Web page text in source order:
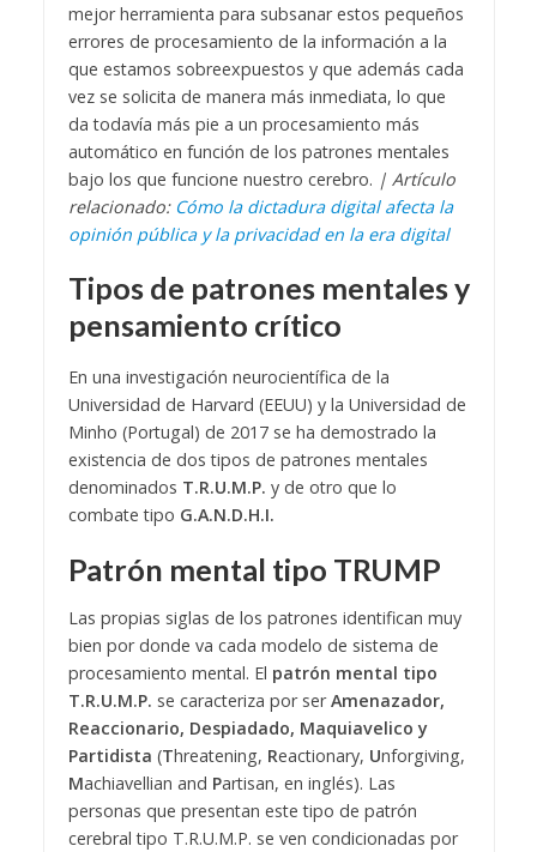
mejor herramienta para subsanar estos pequeños
errores de procesamiento de la información a la
que estamos sobreexpuestos y que además cada
vez se solicita de manera más inmediata, lo que
da todavía más pie a un procesamiento más
automático en función de los patrones mentales
bajo los que funcione nuestro cerebro. | Artículo
relacionado: Cómo la dictadura digital afecta la
opinión pública y la privacidad en la era digital
Tipos de patrones mentales y
pensamiento crítico
En una investigación neurocientífica de la
Universidad de Harvard (EEUU) y la Universidad de
Minho (Portugal) de 2017 se ha demostrado la
existencia de dos tipos de patrones mentales
denominados T.R.U.M.P. y de otro que lo
combate tipo G.A.N.D.H.I.
Patrón mental tipo TRUMP
Las propias siglas de los patrones identifican muy
bien por donde va cada modelo de sistema de
procesamiento mental. El patrón mental tipo
T.R.U.M.P. se caracteriza por serAmenazador,
Reaccionario, Despiadado, Maquiavelico y
Partidista (Threatening, Reactionary, Unforgiving,
Machiavellian and Partisan, en inglés). Las
personas que presentan este tipo de patrón
cerebral tipo T.R.U.M.P. se ven condicionadas por